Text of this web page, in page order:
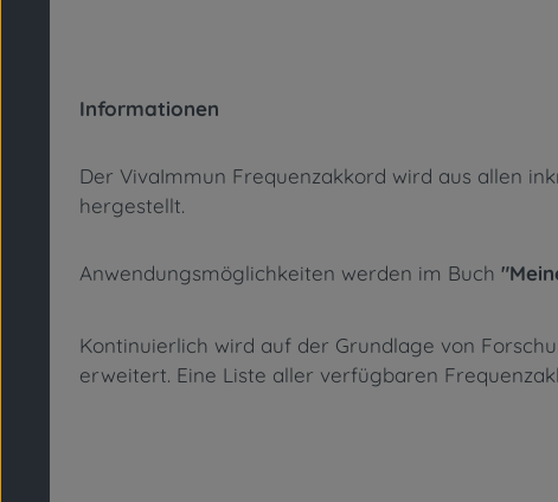
Informationen
Der VivaImmun Frequenzakkord wird aus allen
hergestellt.
Anwendungsmöglichkeiten werden im Buch
Kontinuierlich wird auf der Grundlage von
erweitert. Eine Liste aller verfügbaren